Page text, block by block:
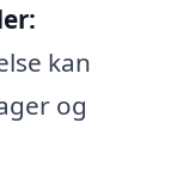
kan
og